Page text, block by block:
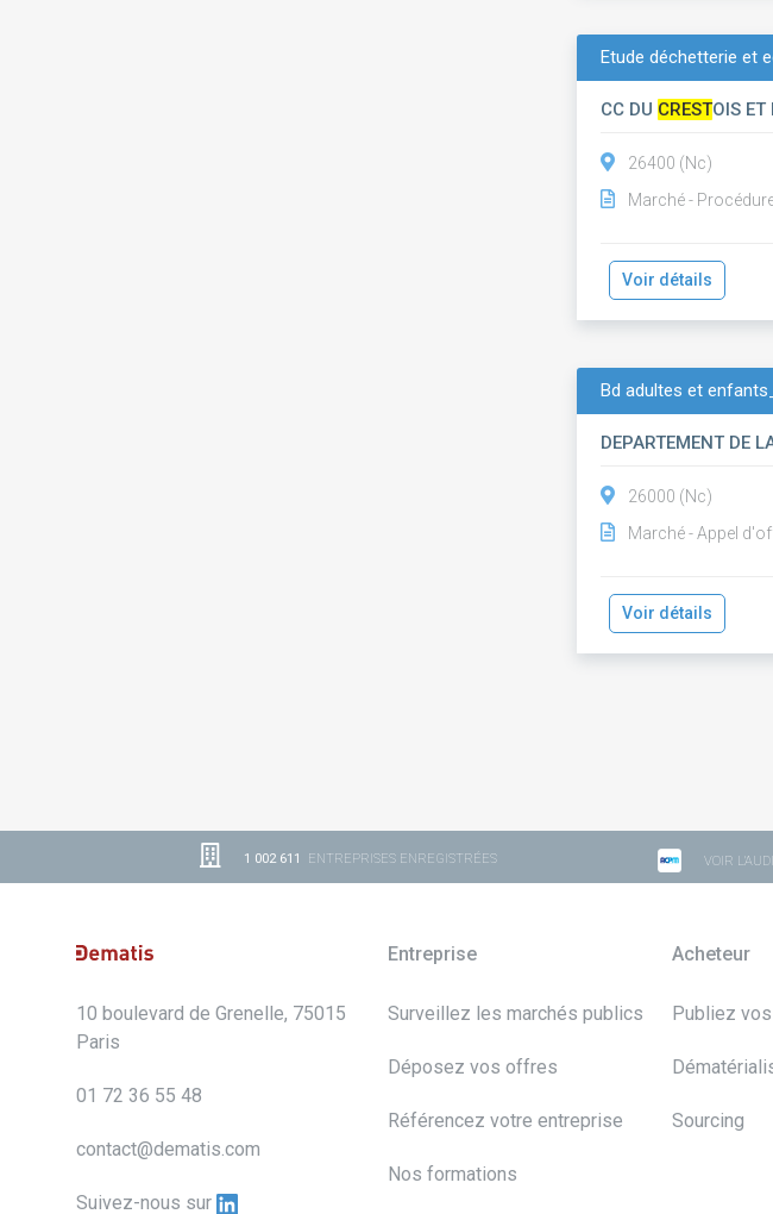
Etude déchetterie et
CC DU CRESTOIS ET
26400 (Nc)
Marché -
Voir détails
Bd adultes et
DEPARTEMENT DE
26000 (Nc)
Marché - Appel
Voir détails
1 002 611 ENTREPRISES ENREGISTRÉES VOIR
10 boulevard de Grenelle, 75015
Paris
01 72 36 55 48
contact@dematis.com
Suivez-nous sur
Entreprise
Surveillez les marchés publics
Déposez vos offres
Référencez votre entreprise
Nos formations
Acheteur
Publiez
Sourcing